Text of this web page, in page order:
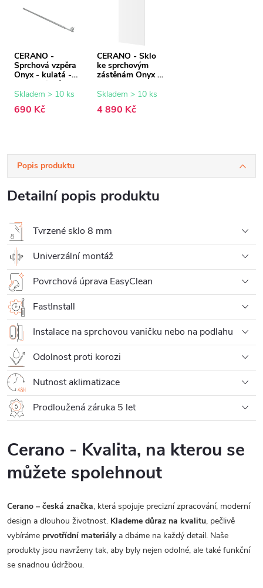
CERANO -
Sprchová vzpěra
Onyx - kulatá -
teleskopická -
chrom - 77-140
Skladem > 10 ks
690 Kč
CERANO - Sklo
ke sprchovým
zástěnám Onyx -
transparentní sklo
- 150x200 cm
Skladem > 10 ks
4 890 Kč
Popis produktu
Detailní popis produktu
Tvrzené sklo 8 mm
Univerzální montáž
Povrchová úprava EasyClean
FastInstall
Instalace na sprchovou vaničku nebo na podlahu
Odolnost proti korozi
Nutnost aklimatizace
Prodloužená záruka 5 let
Cerano - Kvalita, na kterou se
můžete spolehnout
Cerano – česká značka, která spojuje precizní zpracování, moderní
design a dlouhou životnost. Klademe důraz na kvalitu, pečlivě
vybíráme prvotřídní materiálya dbáme na každý detail. Naše
produkty jsou navrženy tak, aby byly nejen odolné, ale také funkční
se snadnou údržbou.